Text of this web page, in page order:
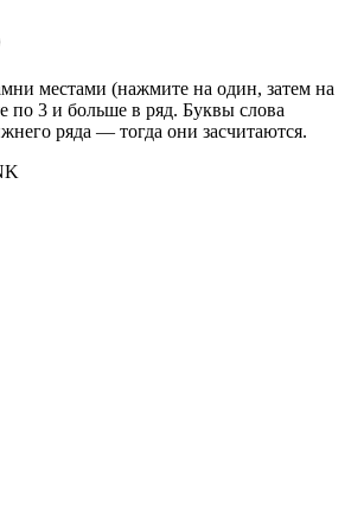
местами (нажмите на один, затем на
по 3 и больше в ряд. Буквы слова
ряда — тогда они засчитаются.
K